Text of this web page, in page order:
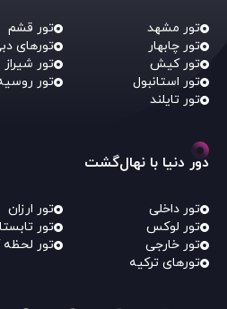
تور مشهد
تور قشم
تور چابهار
تورهای
تور کیش
تور شیراز
تور استانبول
تور
تور تایلند
دور دنیا با نهال‌گشت
تور داخلی
تور ارزان
تور لوکس
تور
تور خارجی
تور
تورهای ترکیه